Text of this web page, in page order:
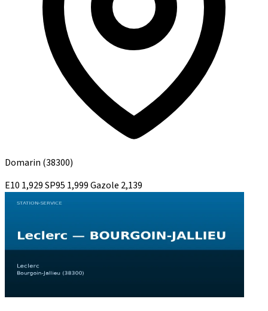
Domarin (38300)
E10 1,929SP95 1,999Gazole 2,139